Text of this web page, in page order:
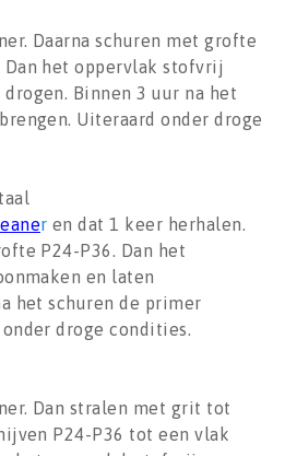
Daarna schuren met grofte
Dan het oppervlak stofvrij
Binnen 3 uur na het
Uiteraard onder droge
r en dat 1 keer herhalen.
P24-P36. Dan het
en laten
het schuren de primer
droge condities.
Dan stralen met grit tot
P24-P36 tot een vlak